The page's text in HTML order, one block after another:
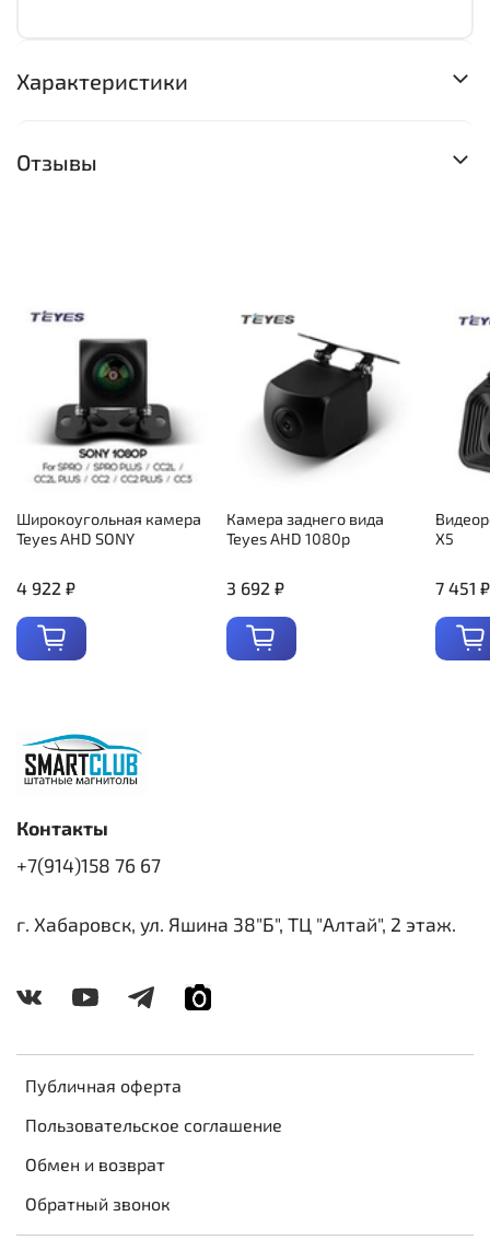
Характеристики
Отзывы
Широкоугольная камера
Teyes AHD SONY
4 922 ₽
Камера заднего вида
Teyes AHD 1080p
3 692 ₽
X5
7 451 ₽
Публичная оферта
Пользовательское соглашение
Обмен и возврат
Обратный звонок
Контакты
+7(914)158 76 67
г. Хабаровск, ул. Яшина 38"Б", ТЦ "Алтай", 2 этаж.